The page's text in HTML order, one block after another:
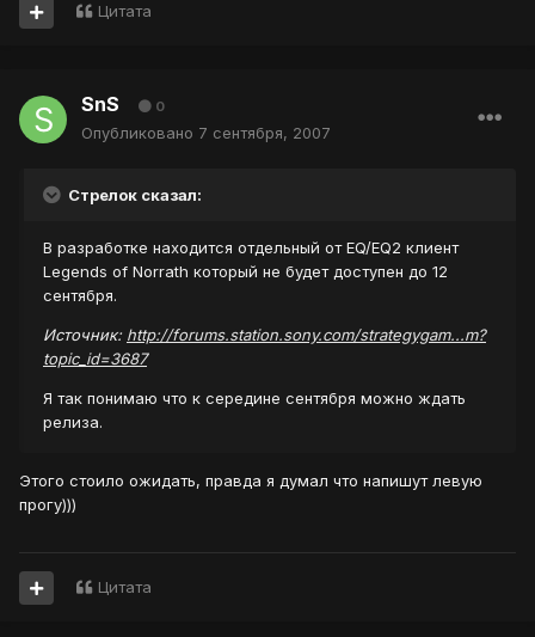
Цитата
SnS 0
Опубликовано 7 сентября, 2007
Стрелок сказал:
В разработке находится отдельный от EQ/EQ2 клиент
Legends of Norrath который не будет доступен до 12
сентября.
Источник: http://forums.station.sony.com/strategygam...m?
topic_id=3687
Я так понимаю что к середине сентября можно ждать
релиза.
Этого стоило ожидать, правда я думал что напишут левую
прогу)))
Цитата